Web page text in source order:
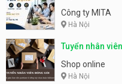
parttime, fulltime
Công ty MITA
Hà Nội
Tuyển nhân
Shop online
Hà Nội